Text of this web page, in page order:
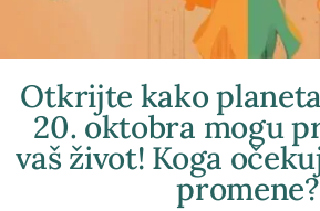
Otkrijte kako
20. oktobra mogu
vaš život! Koga
promene?